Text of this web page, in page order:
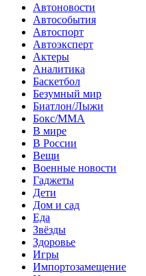
Автоновости
Автособытия
Автоспорт
Автоэксперт
Актеры
Аналитика
Баскетбол
Безумный мир
Биатлон/Лыжи
Бокс/MMA
В мире
В России
Вещи
Военные новости
Гаджеты
Дети
Дом и сад
Еда
Звёзды
Здоровье
Игры
Импортозамещение